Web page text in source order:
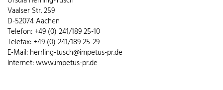
Vaalser Str. 259
D-52074 Aachen
Telefon: +49 (0) 241/189 25-10
Telefax: +49 (0) 241/189 25-29
E-Mail: herrling-tusch@impetus-pr.de
Internet: www.impetus-pr.de